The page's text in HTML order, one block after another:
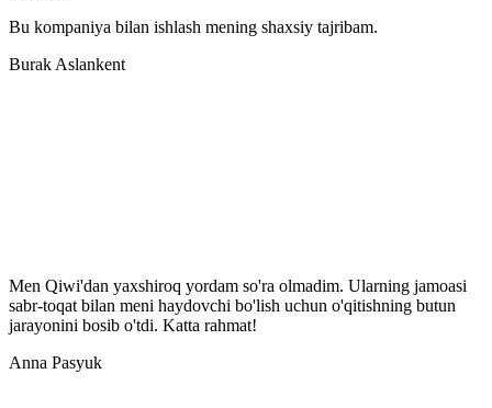
Bu kompaniya bilan ishlash mening shaxsiy tajribam.
Burak Aslankent
Men Qiwi'dan yaxshiroq yordam so'ra olmadim. Ularning jamoasi
sabr-toqat bilan meni haydovchi bo'lish uchun o'qitishning butun
jarayonini bosib o'tdi. Katta rahmat!
Anna Pasyuk